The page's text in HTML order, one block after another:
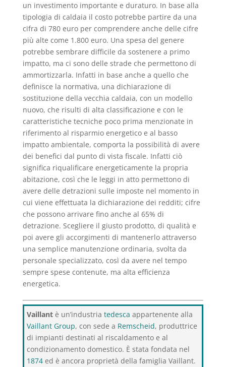
un investimento importante e duraturo. In base alla
tipologia di caldaia il costo potrebbe partire da una
cifra di 780 euro per comprendere anche delle cifre
più alte come 1.800 euro. Una spesa del genere
potrebbe sembrare difficile da sostenere a primo
impatto, ma ci sono delle strade che permettono di
ammortizzarla. Infatti in base anche a quello che
definisce la normativa, una dichiarazione di
sostituzione della vecchia caldaia, con un modello
nuovo, che risulti di alta classificazione e con le
caratteristiche tecniche poco prima menzionate in
riferimento al risparmio energetico e al basso
impatto ambientale, comporta la possibilità di avere
dei benefici dal punto di vista fiscale. Infatti ciò
significa riqualificare energeticamente la propria
abitazione, così che le leggi in atto permettono di
avere delle detrazioni sulle imposte nel momento in
cui viene effettuata la dichiarazione dei redditi; cifre
che possono arrivare fino anche al 65% di
detrazione. Scegliere il giusto prodotto, di qualità e
poi avere gli accorgimenti di mantenerlo attraverso
una semplice manutenzione ordinaria, svolta da
personale specializzato, così da avere nel tempo
sempre spese contenute, ma alta efficienza
energetica.
Vaillantè un’industria tedesca appartenente alla
Vaillant Group, con sede a Remscheid, produttrice
di impianti destinati al riscaldamento e al
condizionamento domestico. È stata fondata nel
1874ed è ancora proprietà della famiglia Vaillant.